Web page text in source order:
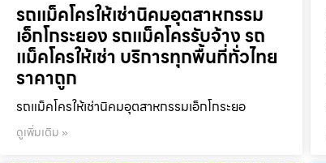
รถแม็คโครให้เช่านิคมอุตสาหกรรม
เอ็กโกระยอง รถแม็คโครรับจ้าง รถ
แม็คโครให้เช่า บริการทุกพื้นที่ทั่วไทย
ราคาถูก
รถแม็คโครให้เช่านิคมอุตสาหกรรมเอ็กโกระยอ
ดูเพิ่มเติม »